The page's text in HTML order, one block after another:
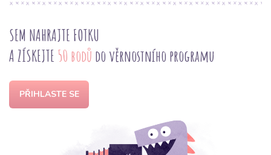
SEM NAHRAJTE FOTKU
A ZÍSKEJTE 50 bodů do věrnostního programu
PŘIHLASTE SE